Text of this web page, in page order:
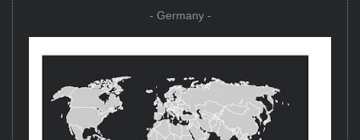
- Germany -